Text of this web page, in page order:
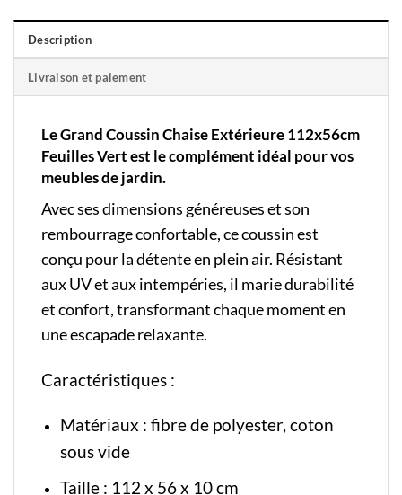
Description
Livraison et paiement
Le Grand Coussin Chaise Extérieure 112x56cm
Feuilles Vert est le complément idéal pour vos
meubles de jardin.
Avec ses dimensions généreuses et son
rembourrage confortable, ce coussin est
conçu pour la détente en plein air. Résistant
aux UV et aux intempéries, il marie durabilité
et confort, transformant chaque moment en
une escapade relaxante.
Caractéristiques :
Matériaux : fibre de polyester, coton
sous vide
Taille : 112 x 56 x 10 cm